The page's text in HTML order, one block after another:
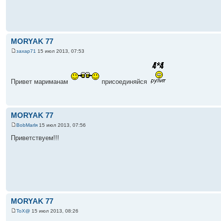
MORYAK 77
захар71 15 июл 2013, 07:53
Привет мариманам присоединяйся
MORYAK 77
BobMarlя 15 июл 2013, 07:56
Приветствуем!!!
MORYAK 77
ToX@ 15 июл 2013, 08:26